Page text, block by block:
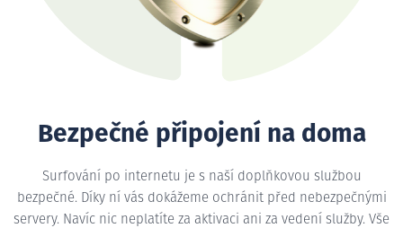
Bezpečné připojení na doma
Surfování po internetu je s naší doplňkovou službou
bezpečné. Díky ní vás dokážeme ochránit před nebezpečnými
servery. Navíc nic neplatíte za aktivaci ani za vedení služby. Vše